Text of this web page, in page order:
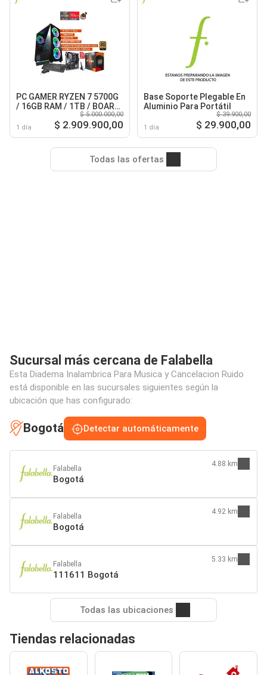
PC GAMER RYZEN 7 5700G
/ 16GB RAM / 1TB / BOARD
B550 WIFI / FUENTE 600W
80+ GOLD
1 día
$ 5.000.000,00
$ 2.909.900,00
Base Soporte Plegable En
Aluminio Para Portátil
1 día
$ 39.900,00
$ 29.900,00
Todas las ofertas
Sucursal más cercana de Falabella
Esta Diadema Inalambrica Para Musica y Cancelacion Ruido
está disponible en las sucursales siguientes según la
ubicación que has configurado:
Bogotá Detectar automáticamente
Falabella
Bogotá
4.88 km
Falabella
Bogotá
4.92 km
Falabella
111611 Bogotá
5.33 km
Todas las ubicaciones
Tiendas relacionadas